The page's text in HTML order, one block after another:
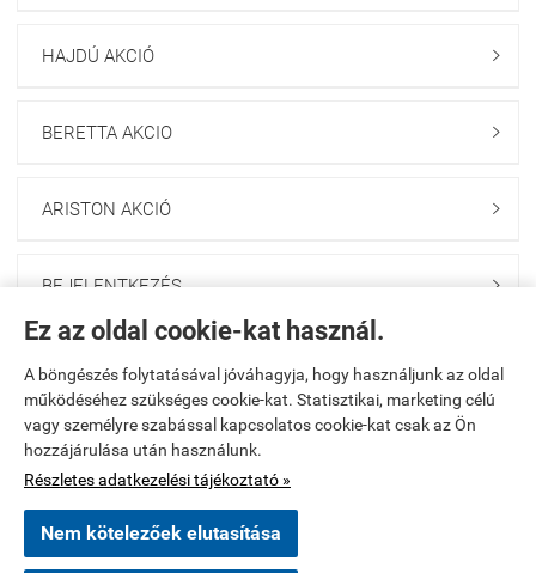
Ez az oldal cookie-kat használ.
A böngészés folytatásával jóváhagyja, hogy használjunk az oldal
működéséhez szükséges cookie-kat. Statisztikai, marketing célú
vagy személyre szabással kapcsolatos cookie-kat csak az Ön
hozzájárulása után használunk.
Részletes adatkezelési tájékoztató »
Nem kötelezőek elutasítása
HAJDÚ AKCIÓ 
BERETTA AKCIO 
ARISTON AKCIÓ 
BEJELENTKEZÉS 
HÍRLEVÉL FELIRATKOZÁS
Kezdőlap|Regisztráció|Kosár tartalma, megrendelés|
Rendelési feltételek|Bemutatkozás